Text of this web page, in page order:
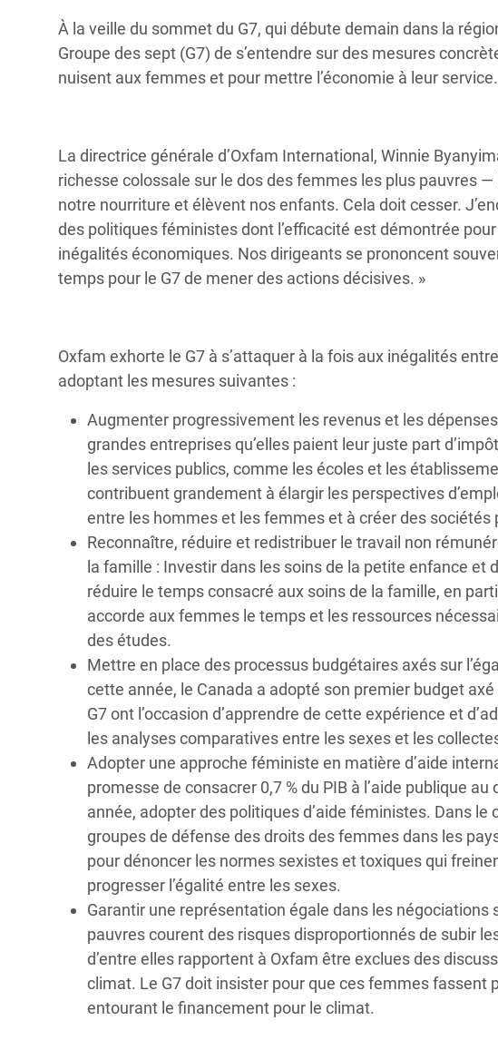
Inégalités Extrêmes et
Services Essentiels
Gender, Rights, and Justice
Alimentaire en
l’Est
au Bangladesh
Crise des
Soudan du Sud
Crise en Syrie
Mettons Fin à la Souffrance qui se Cache
Derrière notre Alimentation
À la veille du sommet du G7, qui débute demain dans la
Groupe des sept (G7) de s’entendre sur des mesures
nuisent aux femmes et pour mettre l’économie à leur service.
La directrice générale d’Oxfam International, Winnie
richesse colossale sur le dos des femmes les plus pauvres
notre nourriture et élèvent nos enfants. Cela doit cesser.
des politiques féministes dont l’efficacité est démontrée
inégalités économiques. Nos dirigeants se prononcent
temps pour le G7 de mener des actions décisives. »
Oxfam exhorte le G7 à s’attaquer à la fois aux inégalités
adoptant les mesures suivantes :
Augmenter progressivement les revenus et les
grandes entreprises qu’elles paient leur juste part
les services publics, comme les écoles et les
contribuent grandement à élargir les perspectives
entre les hommes et les femmes et à créer des sociétés
Reconnaître, réduire et redistribuer le travail non
la famille : Investir dans les soins de la petite enfance et
réduire le temps consacré aux soins de la famille, en
accorde aux femmes le temps et les ressources
des études.
Mettre en place des processus budgétaires axés sur
cette année, le Canada a adopté son premier budget
G7 ont l’occasion d’apprendre de cette expérience et
les analyses comparatives entre les sexes et les
Adopter une approche féministe en matière d’aide
promesse de consacrer 0,7 % du PIB à l’aide publique
année, adopter des politiques d’aide féministes. Dans
groupes de défense des droits des femmes dans les
pour dénoncer les normes sexistes et toxiques qui
progresser l’égalité entre les sexes.
Garantir une représentation égale dans les
pauvres courent des risques disproportionnés de subir
d’entre elles rapportent à Oxfam être exclues des
climat. Le G7 doit insister pour que ces femmes
entourant le financement pour le climat.